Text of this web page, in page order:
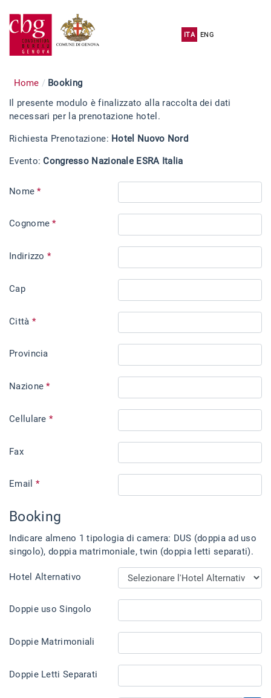
ITA ENG
Home
Booking
Il presente modulo è finalizzato alla raccolta dei dati
necessari per la prenotazione hotel.
Richiesta Prenotazione: Hotel Nuovo Nord
Evento:Congresso Nazionale ESRA Italia
Nome *
Cognome *
Indirizzo *
Cap
Città *
Provincia
Nazione *
Cellulare *
Fax
Email *
Booking
Indicare almeno 1 tipologia di camera: DUS (doppia ad uso
singolo), doppia matrimoniale, twin (doppia letti separati).
Hotel Alternativo
Doppie uso Singolo
Doppie Matrimoniali
Doppie Letti Separati